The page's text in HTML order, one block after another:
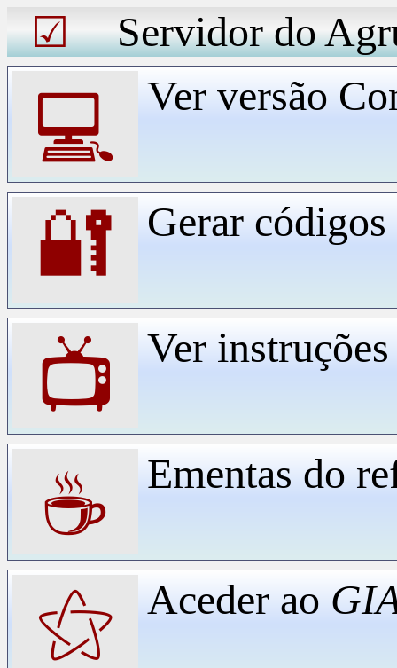
☑ Servidor do
💻 Ver versão
🔐 Gerar
📺 Ver
☕ Ementas do
⚝ Aceder ao